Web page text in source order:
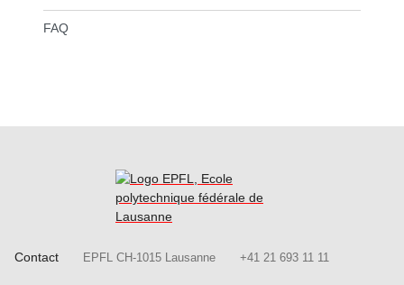
FAQ
Contact EPFL CH-1015 Lausanne +41 21 693 11 11